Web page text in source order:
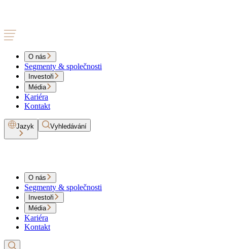
O nás
Segmenty & společnosti
Investoři
Média
Kariéra
Kontakt
Jazyk Vyhledávání
O nás
Segmenty & společnosti
Investoři
Média
Kariéra
Kontakt